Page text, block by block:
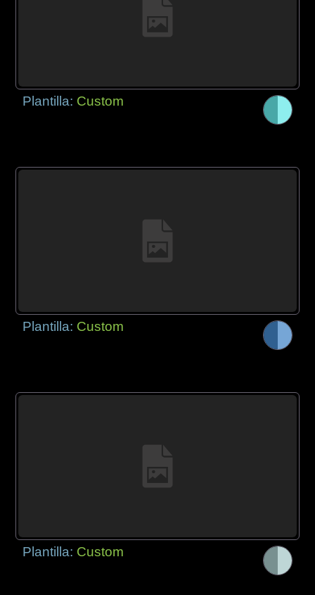
Plantilla: Custom
Plantilla: Custom
Plantilla: Custom